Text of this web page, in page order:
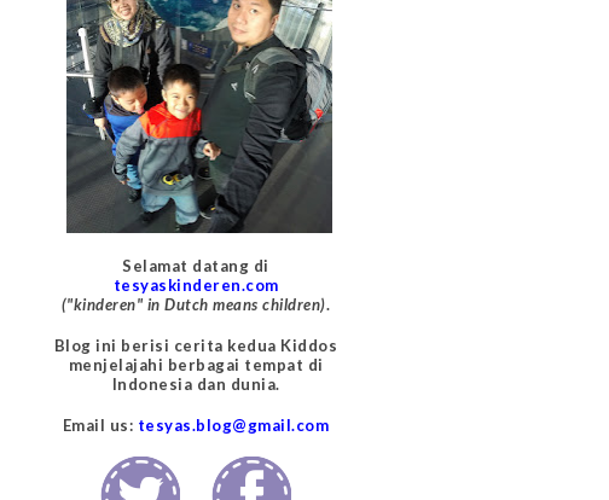
Selamat datang di
tesyaskinderen.com
("kinderen" in Dutch means children).
Blog ini berisi cerita kedua Kiddos
menjelajahi berbagai tempat di
Indonesia dan dunia.
Email us: tesyas.blog@gmail.com